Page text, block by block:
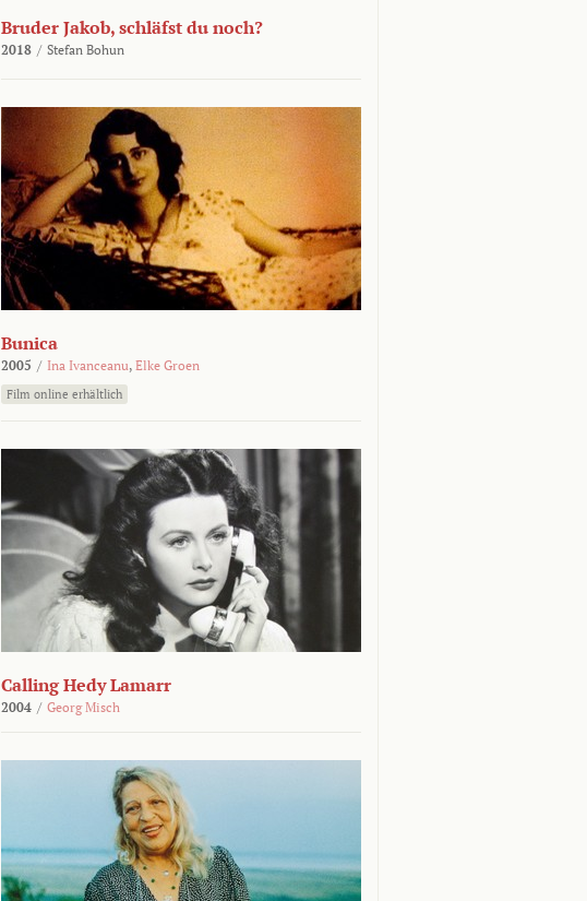
Bruder Jakob, schläfst du noch?
2018 / Stefan Bohun
Bunica
2005 / Ina Ivanceanu, Elke Groen
Film online erhältlich
Calling Hedy Lamarr
2004 / Georg Misch